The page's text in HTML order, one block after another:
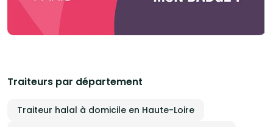
Traiteurs par département
Traiteur halal à domicile en Haute-Loire